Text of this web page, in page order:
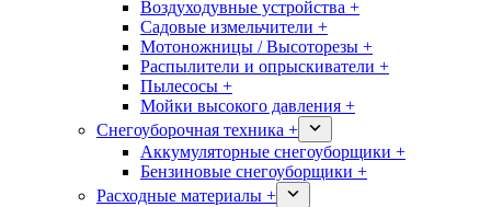
Воздуходувные устройства +
Садовые измельчители +
Мотоножницы / Высоторезы +
Распылители и опрыскиватели +
Пылесосы +
Мойки высокого давления +
Снегоуборочная техника +
Аккумуляторные снегоуборщики +
Бензиновые снегоуборщики +
Расходные материалы +